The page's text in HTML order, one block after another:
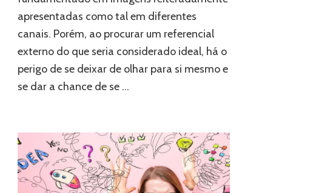
o
ideal”
persegue
você?
apresentadas como tal em diferentes
canais. Porém, ao procurar um referencial
externo do que seria considerado ideal, há o
perigo de se deixar de olhar para si mesmo e
se dar a chance de se …